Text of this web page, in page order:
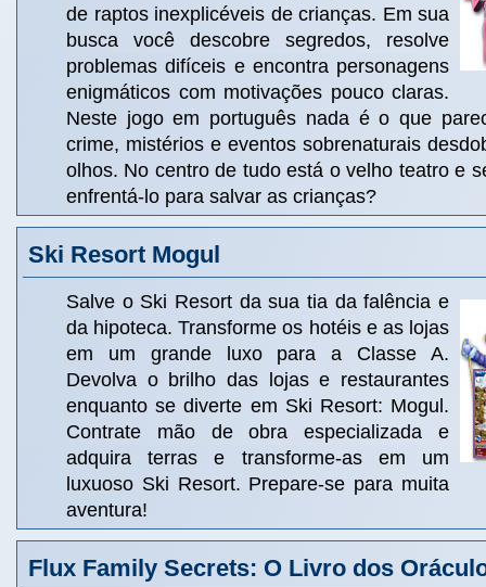
de raptos inexplicéveis de crianças. Em sua
busca você descobre segredos, resolve
problemas difíceis e encontra personagens
enigmáticos com motivações pouco claras.
Neste jogo em português nada é o que
crime, mistérios e eventos sobrenaturais
olhos. No centro de tudo está o velho teatro e
enfrentá-lo para salvar as crianças?
Ski Resort Mogul
Salve o Ski Resort da sua tia da falência e
da hipoteca. Transforme os hotéis e as lojas
em um grande luxo para a Classe A.
Devolva o brilho das lojas e restaurantes
enquanto se diverte em Ski Resort: Mogul.
Contrate mão de obra especializada e
adquira terras e transforme-as em um
luxuoso Ski Resort. Prepare-se para muita
aventura!
Flux Family Secrets: O Livro dos